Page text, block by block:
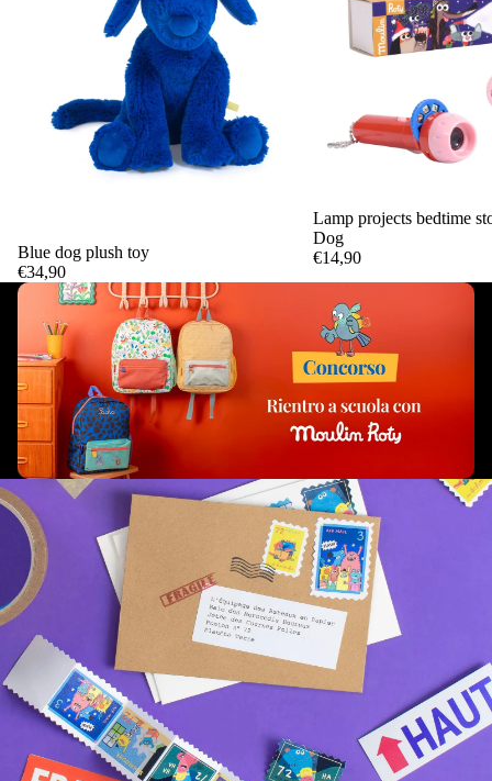
Add
Blue dog plush toy
€34,90
Lamp projects bedtime
Dog
€14,90